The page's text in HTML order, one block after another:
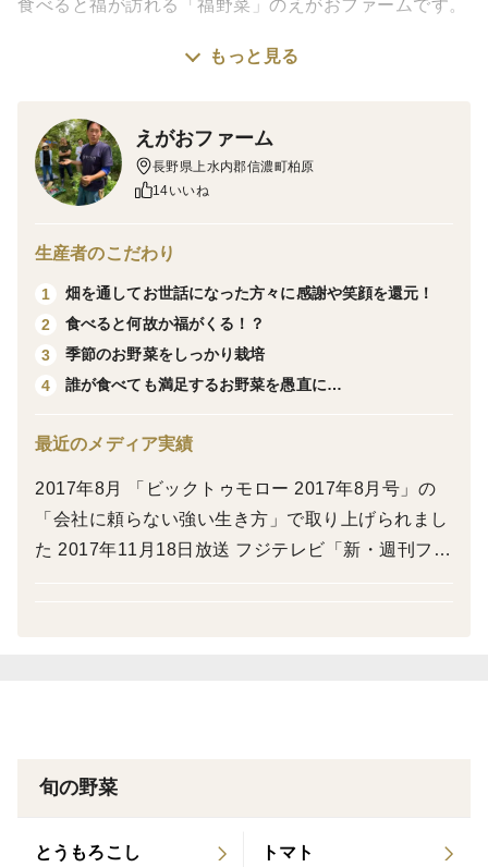
食べると福が訪れる「福野菜」のえがおファームです。
一般的に使われる農薬・化学肥料は一切使用せず、カラ
お野菜を食べた皆様からは「味が濃い」「野菜本来の味
がして美味しい」と好評をいただいています。
お届けするのは、黄色のズッキーニ。
テーキのように楽しめます。
焼き物はもちろん、マリネ、天ぷら、浅漬けにも使いや
すい一本です。
ございますので予めご了承ください。
5～8個前後になります。
もっと見る
えがおファーム
長野県上水内郡信濃町柏原
14いいね
生産者のこだわり
1
畑を通してお世話になった方々に感謝や笑顔を還元！
2
食べると何故か福がくる！？
3
季節のお野菜をしっかり栽培
4
誰が食べても満足するお野菜を愚直に…
最近のメディア実績
2017年8月 「ビックトゥモロー 2017年8月号」の
「会社に頼らない強い生き方」で取り上げられまし
た 2017年11月18日放送 フジテレビ「新・週刊フジ
旬の野菜
とうもろこし トマト